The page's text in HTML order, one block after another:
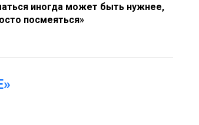
иногда может быть нужнее,
посмеяться»